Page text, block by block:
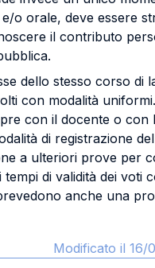
o orale, deve essere
il contributo
dello stesso corso di
con modalità uniformi.
con il docente o con
di registrazione
a ulteriori prove per
di validità dei voti
anche una
Modificato il 16/